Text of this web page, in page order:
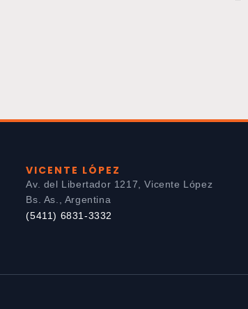
VICENTE LÓPEZ
Av. del Libertador 1217, Vicente López
Bs. As., Argentina
(5411) 6831-3332